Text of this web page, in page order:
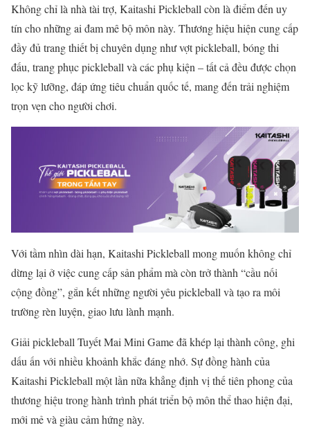
Không chỉ là nhà tài trợ, Kaitashi Pickleball còn là điểm đến uy
tín cho những ai đam mê bộ môn này. Thương hiệu hiện cung cấp
đầy đủ trang thiết bị chuyên dụng như vợt pickleball, bóng thi
đấu, trang phục pickleball và các phụ kiện – tất cả đều được chọn
lọc kỹ lưỡng, đáp ứng tiêu chuẩn quốc tế, mang đến trải nghiệm
trọn vẹn cho người chơi.
Với tầm nhìn dài hạn, Kaitashi Pickleball mong muốn không chỉ
dừng lại ở việc cung cấp sản phẩm mà còn trở thành “cầu nối
cộng đồng”, gắn kết những người yêu pickleball và tạo ra môi
trường rèn luyện, giao lưu lành mạnh.
Giải pickleball Tuyết Mai Mini Game đã khép lại thành công, ghi
dấu ấn với nhiều khoảnh khắc đáng nhớ. Sự đồng hành của
Kaitashi Pickleball một lần nữa khẳng định vị thế tiên phong của
thương hiệu trong hành trình phát triển bộ môn thể thao hiện đại,
mới mẻ và giàu cảm hứng này.